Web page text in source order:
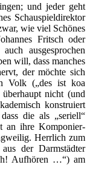
und jeder geht
Schauspieldirektor
wie viel Schönes
Fritsch oder
ausgesprochen
will, dass manches
der möchte sich
Volk („des ist koa
nicht (und
konstruiert
die als „seriell“
an ihre Komponier-
Herrlich zum
der Darmstädter
Aufhören …“) am